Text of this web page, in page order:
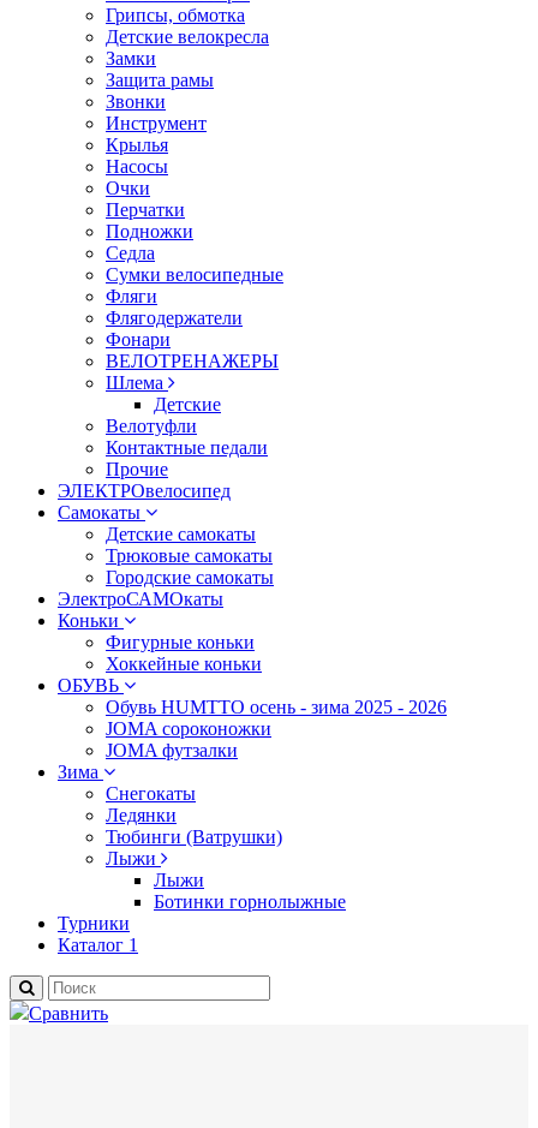
Грипсы, обмотка
Детские велокресла
Замки
Защита рамы
Звонки
Инструмент
Крылья
Насосы
Очки
Перчатки
Подножки
Седла
Сумки велосипедные
Фляги
Флягодержатели
Фонари
ВЕЛОТРЕНАЖЕРЫ
Шлема
Детские
Велотуфли
Контактные педали
Прочие
ЭЛЕКТРОвелосипед
Самокаты
Детские самокаты
Трюковые самокаты
Городские самокаты
ЭлектроСАМОкаты
Коньки
Фигурные коньки
Хоккейные коньки
ОБУВЬ
Обувь HUMTTO осень - зима 2025 - 2026
JOMA сороконожки
JOMA футзалки
Зима
Снегокаты
Ледянки
Тюбинги (Ватрушки)
Лыжи
Лыжи
Ботинки горнолыжные
Турники
Каталог 1
Сравнить